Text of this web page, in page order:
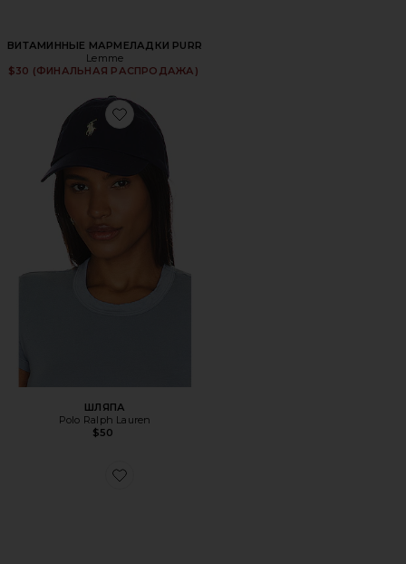
ВИТАМИННЫЕ МАРМЕЛАДКИ PURR
Lemme
$30 (ФИНАЛЬНАЯ РАСПРОДАЖА)
Favorite ШЛЯПА
ШЛЯПА
Polo Ralph Lauren
$50
Favorite КРОССОВКИ GEL-1130